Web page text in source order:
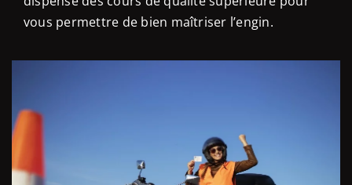
vous permettre de bien maîtriser l’engin.